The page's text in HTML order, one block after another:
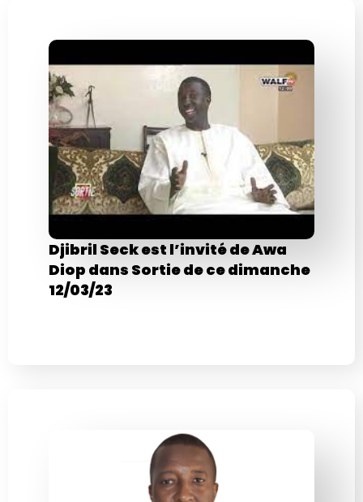
Djibril Seck est l’invité de Awa
Diop dans Sortie de ce dimanche
12/03/23